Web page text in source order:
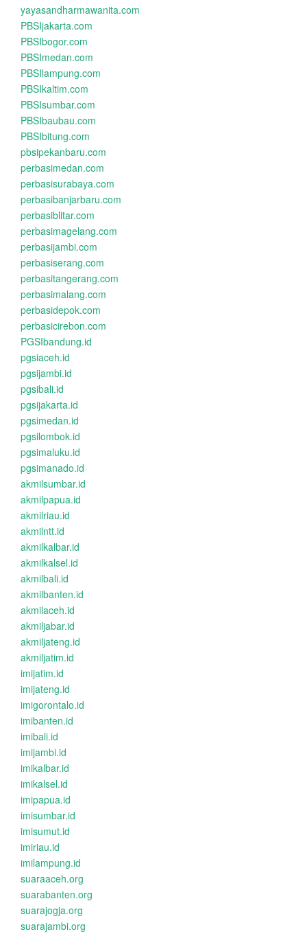
yayasandharmawanita.com
PBSIjakarta.com
PBSIbogor.com
PBSImedan.com
PBSIlampung.com
PBSIkaltim.com
PBSIsumbar.com
PBSIbaubau.com
PBSIbitung.com
pbsipekanbaru.com
perbasimedan.com
perbasisurabaya.com
perbasibanjarbaru.com
perbasiblitar.com
perbasimagelang.com
perbasijambi.com
perbasiserang.com
perbasitangerang.com
perbasimalang.com
perbasidepok.com
perbasicirebon.com
PGSIbandung.id
pgsiaceh.id
pgsijambi.id
pgsibali.id
pgsijakarta.id
pgsimedan.id
pgsilombok.id
pgsimaluku.id
pgsimanado.id
akmilsumbar.id
akmilpapua.id
akmilriau.id
akmilntt.id
akmilkalbar.id
akmilkalsel.id
akmilbali.id
akmilbanten.id
akmilaceh.id
akmiljabar.id
akmiljateng.id
akmiljatim.id
imijatim.id
imijateng.id
imigorontalo.id
imibanten.id
imibali.id
imijambi.id
imikalbar.id
imikalsel.id
imipapua.id
imisumbar.id
imisumut.id
imiriau.id
imilampung.id
suaraaceh.org
suarabanten.org
suarajogja.org
suarajambi.org